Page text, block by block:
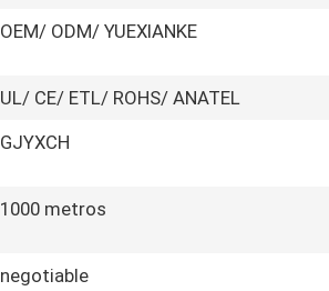
OEM/ ODM/ YUEXIANKE
UL/ CE/ ETL/ ROHS/ ANATEL
GJYXCH
1000 metros
negotiable